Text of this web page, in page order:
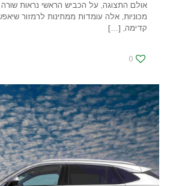
אולם התצוגה, על הכביש הראשי נראות
מכוניות, אלה עומדות ממתינות לרמזור
קדימה, […]
0